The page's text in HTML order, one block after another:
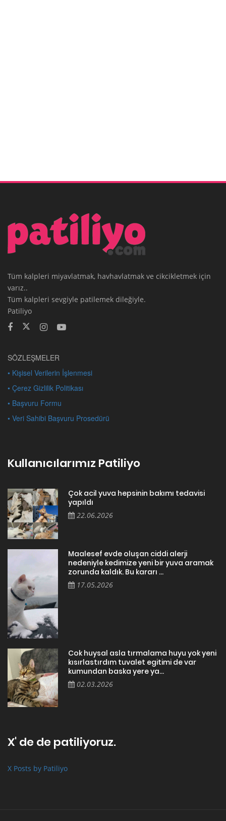
Tüm kalpleri miyavlatmak, havhavlatmak ve cikcikletmek için
varız..
Tüm kalpleri sevgiyle patilemek dileğiyle.
Patiliyo
SÖZLEŞMELER
• Kişisel Verilerin İşlenmesi
• Çerez Gizlilik Politikası
• Başvuru Formu
• Veri Sahibi Başvuru Prosedürü
Kullanıcılarımız Patiliyo
Çok acil yuva hepsinin bakımı tedavisi
yapıldı
22.06.2026
Maalesef evde oluşan ciddi alerji
nedeniyle kedimize yeni bir yuva aramak
zorunda kaldık. Bu kararı ...
17.05.2026
Cok huysal asla tırmalama huyu yok yeni
kısırlastırdım tuvalet egitimi de var
kumundan baska yere ya...
02.03.2026
X' de de patiliyoruz.
X Posts by Patiliyo